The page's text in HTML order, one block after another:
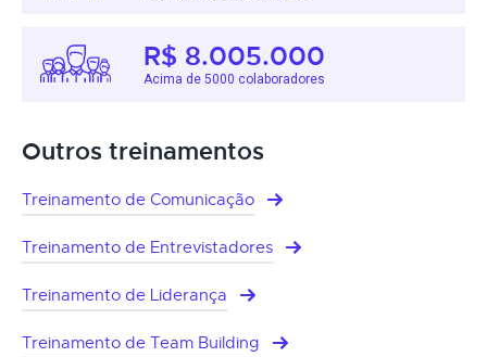
R$ 8.005.000
Acima de 5000 colaboradores
Outros treinamentos
Treinamento de Comunicação
Treinamento de Entrevistadores
Treinamento de Liderança
Treinamento de Team Building